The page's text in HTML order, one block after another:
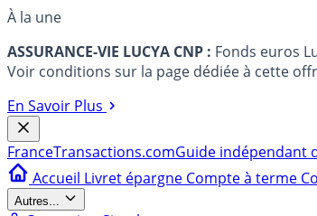
À la une
ASSURANCE-VIE LUCYA CNP : Fonds euros
Voir conditions sur la page dédiée à cette
En Savoir Plus
FranceTransactions.comGuide indépendant
Accueil Livret épargne Compte à terme
Autres...